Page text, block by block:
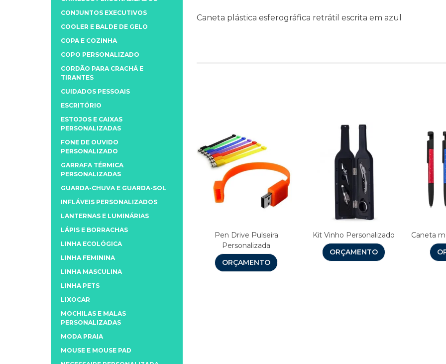
Caneta plástica esferográfica retrátil escrita em azul
Pen Drive Pulseira
Personalizada
ORÇAMENTO
Kit Vinho Personalizado
ORÇAMENTO
Caneta
CONJUNTOS EXECUTIVOS
COOLER E BALDE DE GELO
COPA E COZINHA
COPO PERSONALIZADO
CORDÃO PARA CRACHÁ E
TIRANTES
CUIDADOS PESSOAIS
ESCRITÓRIO
ESTOJOS E CAIXAS
PERSONALIZADAS
FONE DE OUVIDO
PERSONALIZADO
GARRAFA TÉRMICA
PERSONALIZADAS
GUARDA-CHUVA E GUARDA-SOL
INFLÁVEIS PERSONALIZADOS
LANTERNAS E LUMINÁRIAS
LÁPIS E BORRACHAS
LINHA ECOLÓGICA
LINHA FEMININA
LINHA MASCULINA
LINHA PETS
LIXOCAR
MOCHILAS E MALAS
PERSONALIZADAS
MODA PRAIA
MOUSE E MOUSE PAD